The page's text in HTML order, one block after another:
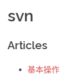
svn
Articles
基本操作